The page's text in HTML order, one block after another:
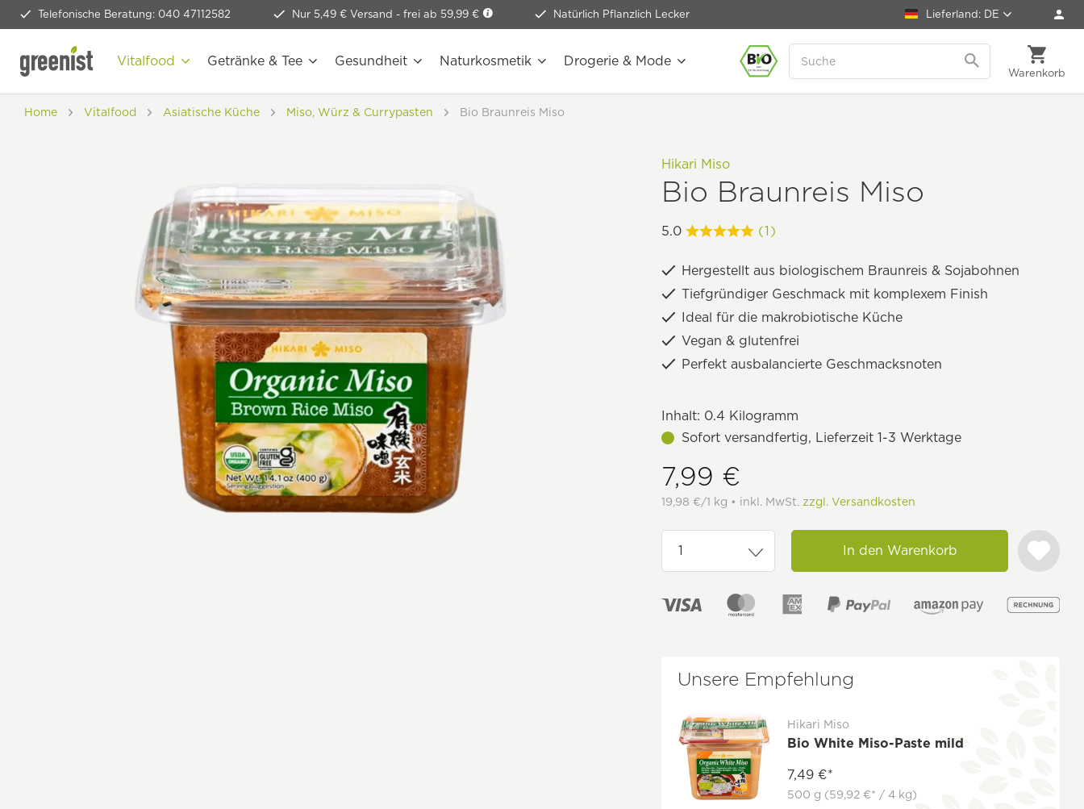
Telefonische Beratung: 040 47112582 Nur 5,49 € Versand - frei ab 59,99 € Natürlich Pflanzlich Lecker Lieferland: DE
Warenkorb
Vitalfood Getränke & Tee Gesundheit Naturkosmetik Drogerie & Mode
Home Vitalfood Asiatische Küche Miso, Würz & Currypasten Bio Braunreis Miso
Hikari Miso
Bio Braunreis Miso
5.0 (1)
Hergestellt aus biologischem Braunreis & Sojabohnen
Tiefgründiger Geschmack mit komplexem Finish
Ideal für die makrobiotische Küche
Vegan & glutenfrei
Perfekt ausbalancierte Geschmacksnoten
Inhalt: 0.4 Kilogramm
Sofort versandfertig, Lieferzeit 1-3 Werktage
7,99 €
19,98 €/1 kg • inkl. MwSt. zzgl. Versandkosten
In den Warenkorb
Unsere Empfehlung
Hikari Miso
Bio White Miso-Paste mild
7,49 €*
500 g (59,92 €* / 4 kg)